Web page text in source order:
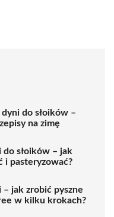
do słoików –
na zimę
do słoików – jak
i pasteryzować?
– jak zrobić pyszne
w kilku krokach?